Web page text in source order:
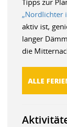
Tipps zur
„Nordlichter
aktiv ist,
langer
die
ALLE